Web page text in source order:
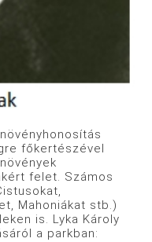
főkertészével
felet. Számos
Mahoniákat stb.)
is. Lyka Károly
a parkban: